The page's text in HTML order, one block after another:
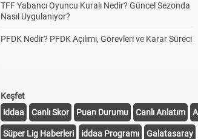
TFF Yabancı Oyuncu Kuralı Nedir? Güncel Sezonda
Nasıl Uygulanıyor?
PFDK Nedir? PFDK Açılımı, Görevleri ve Karar Süreci
Keşfet
iddaa
Canlı Skor Puan Durumu Canlı Anlatım
Süper Lig Haberleri iddaa Programı Galatasaray